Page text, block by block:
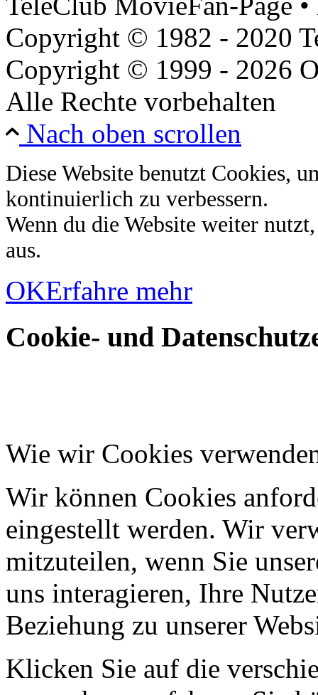
Copyright © 1982 - 2020
Copyright © 1999 - 2026
Alle Rechte vorbehalten
Nach oben scrollen
Diese Website benutzt Cookies,
kontinuierlich zu verbessern.
Wenn du die Website weiter
aus.
OKErfahre mehr
Cookie- und
Wie wir Cookies
Wir können Cookies
eingestellt werden. Wir
mitzuteilen, wenn Sie
uns interagieren, Ihre
Beziehung zu unserer
Klicken Sie auf die